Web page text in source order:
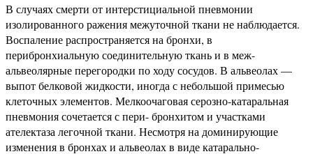
В случаях смерти от интерстициальной пневмонии
изолированного ражения межуточной ткани не наблюдается.
Воспаление распространяется на бронхи, в
перибронхиальную соединительную ткань и в меж-
альвеолярные перегородки по ходу сосудов. В альвеолах —
выпот белковой жидкости, иногда с небольшой примесью
клеточных элементов. Мелкоочаговая серозно-катаральная
пневмония сочетается с пери- бронхитом и участками
ателектаза легочной ткани. Несмотря на доминирующие
изменения в бронхах и альвеолах в виде катарально-